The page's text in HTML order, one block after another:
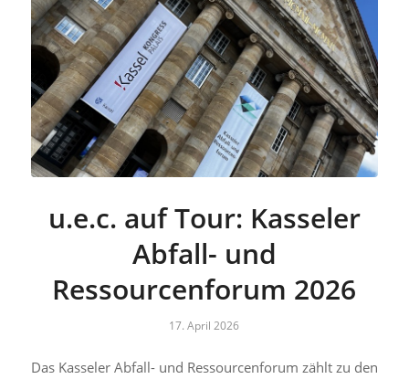
u.e.c. auf Tour: Kasseler
Abfall- und
Ressourcenforum 2026
17. April 2026
Das Kasseler Abfall- und Ressourcenforum zählt zu den